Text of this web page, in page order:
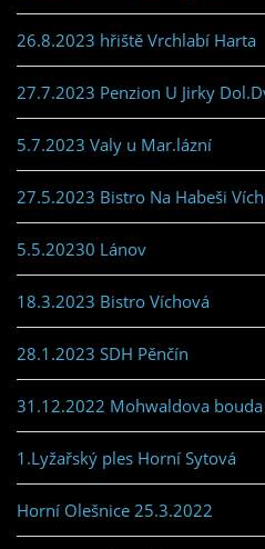
26.8.2023 hřiště Vrchlabí Harta
27.7.2023 Penzion U Jirky
5.7.2023 Valy u Mar.lázní
27.5.2023 Bistro Na Habeši
5.5.20230 Lánov
18.3.2023 Bistro Víchová
28.1.2023 SDH Pěnčín
31.12.2022 Mohwaldova bouda
1.Lyžařský ples Horní Sytová
Horní Olešnice 25.3.2022